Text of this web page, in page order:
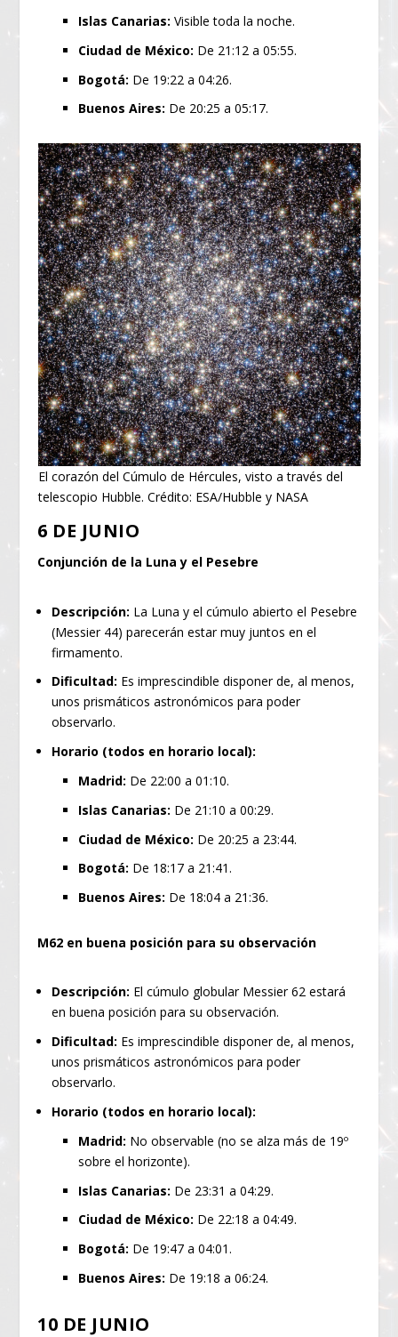
Islas Canarias: Visible toda la noche.
Ciudad de México: De 21:12 a 05:55.
Bogotá: De 19:22 a 04:26.
Buenos Aires: De 20:25 a 05:17.
El corazón del Cúmulo de Hércules, visto a través del
telescopio Hubble. Crédito: ESA/Hubble y NASA
6 DE JUNIO
Conjunción de la Luna y el Pesebre
Descripción: La Luna y el cúmulo abierto el Pesebre
(Messier 44) parecerán estar muy juntos en el
firmamento.
Dificultad: Es imprescindible disponer de, al menos,
unos prismáticos astronómicos para poder
observarlo.
Horario (todos en horario local):
Madrid: De 22:00 a 01:10.
Islas Canarias: De 21:10 a 00:29.
Ciudad de México: De 20:25 a 23:44.
Bogotá: De 18:17 a 21:41.
Buenos Aires: De 18:04 a 21:36.
M62 en buena posición para su observación
Descripción: El cúmulo globular Messier 62 estará
en buena posición para su observación.
Dificultad: Es imprescindible disponer de, al menos,
unos prismáticos astronómicos para poder
observarlo.
Horario (todos en horario local):
Madrid: No observable (no se alza más de 19º
sobre el horizonte).
Islas Canarias: De 23:31 a 04:29.
Ciudad de México: De 22:18 a 04:49.
Bogotá: De 19:47 a 04:01.
Buenos Aires: De 19:18 a 06:24.
10 DE JUNIO